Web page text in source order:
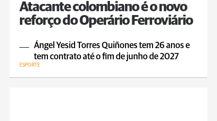
Atacante colombiano é o novo
reforço do Operário Ferroviário
Ángel Yesid Torres Quiñones tem 26 anos e
tem contrato até o fim de junho de 2027
ESPORTE